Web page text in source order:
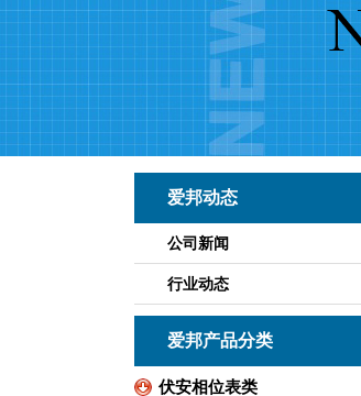
爱邦动态
公司新闻
行业动态
爱邦产品分类
伏安相位表类